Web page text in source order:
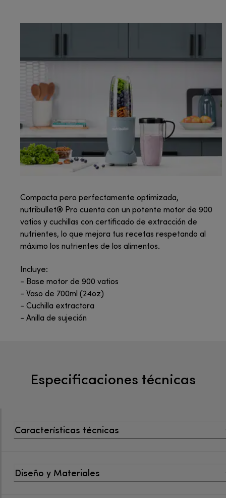
Compacta pero perfectamente optimizada,
nutribullet® Pro cuenta con un potente motor de 900
vatios y cuchillas con certificado de extracción de
nutrientes, lo que mejora tus recetas respetando al
máximo los nutrientes de los alimentos.
Incluye:
- Base motor de 900 vatios
- Vaso de 700ml (24oz)
- Cuchilla extractora
- Anilla de sujeción
Especificaciones técnicas
Características técnicas
Diseño y Materiales